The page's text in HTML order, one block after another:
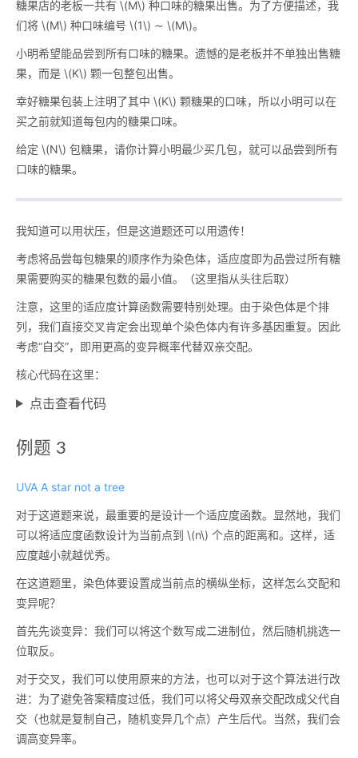
糖果店的老板一共有 \(M\) 种口味的糖果出售。为了方便描述，我
们将 \(M\) 种口味编号 \(1\) ∼ \(M\)。
小明希望能品尝到所有口味的糖果。遗憾的是老板并不单独出售糖
果，而是 \(K\) 颗一包整包出售。
幸好糖果包装上注明了其中 \(K\) 颗糖果的口味，所以小明可以在
买之前就知道每包内的糖果口味。
给定 \(N\) 包糖果，请你计算小明最少买几包，就可以品尝到所有
口味的糖果。
我知道可以用状压，但是这道题还可以用遗传！
考虑将品尝每包糖果的顺序作为染色体，适应度即为品尝过所有糖
果需要购买的糖果包数的最小值。（这里指从头往后取）
注意，这里的适应度计算函数需要特别处理。由于染色体是个排
列，我们直接交叉肯定会出现单个染色体内有许多基因重复。因此
考虑“自交”，即用更高的变异概率代替双亲交配。
核心代码在这里：
点击查看代码
例题 3
UVA A star not a tree
对于这道题来说，最重要的是设计一个适应度函数。显然地，我们
可以将适应度函数设计为当前点到 \(n\) 个点的距离和。这样，适
应度越小就越优秀。
在这道题里，染色体要设置成当前点的横纵坐标，这样怎么交配和
变异呢？
首先先谈变异：我们可以将这个数写成二进制位，然后随机挑选一
位取反。
对于交叉，我们可以使用原来的方法，也可以对于这个算法进行改
进：为了避免答案精度过低，我们可以将父母双亲交配改成父代自
交（也就是复制自己，随机变异几个点）产生后代。当然，我们会
调高变异率。